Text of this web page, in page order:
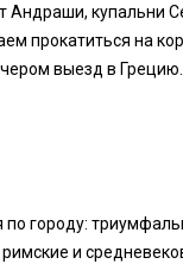
купальни
прокатиться на
выезд в
городу:
и